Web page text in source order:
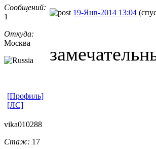
Сообщений:
1
Откуда:
Москва
19-Янв-2014 13:04
[Профиль]
[ЛС]
vika010288
Стаж: 17